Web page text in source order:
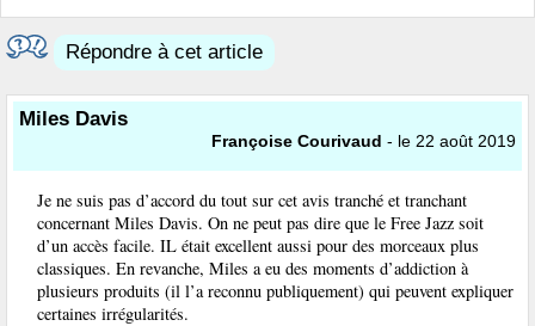
Répondre à cet article
Miles Davis
Françoise Courivaud - le 22 août 2019
Je ne suis pas d’accord du tout sur cet avis tranché et tranchant
concernant Miles Davis. On ne peut pas dire que le Free Jazz soit
d’un accès facile. IL était excellent aussi pour des morceaux plus
classiques. En revanche, Miles a eu des moments d’addiction à
plusieurs produits (il l’a reconnu publiquement) qui peuvent expliquer
certaines irrégularités.